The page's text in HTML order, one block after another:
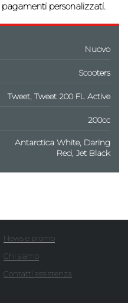
pagamenti personalizzati.
Nuovo
Scooters
Tweet, Tweet 200 FL Active
200cc
Antarctica White, Daring
Red, Jet Black
News e promo
Chi siamo
Contatti assistenza